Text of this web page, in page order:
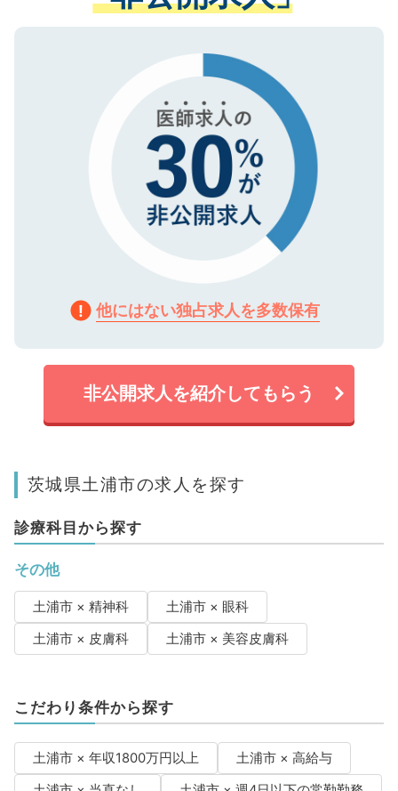
ご登録いただいた個人情報は、SSL（デー
で、機密保持に関してもご安心ください。
ない方には、長期的なサポートが可能です
ので、まずはご登録ください。
他にはない独占求人を多数保有
非公開求人を紹介してもらう
茨城県土浦市の求人を探す
診療科目から探す
その他
土浦市 × 精神科
土浦市 × 眼科
土浦市 × 皮膚科
土浦市 × 美容皮膚科
こだわり条件から探す
土浦市 × 年収1800万円以上
土浦市 × 高給与